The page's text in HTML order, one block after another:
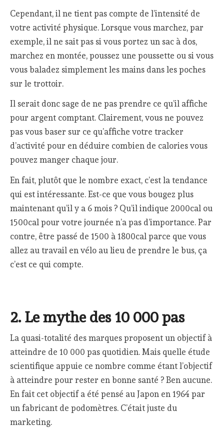
Cependant, il ne tient pas compte de l’intensité de
votre activité physique. Lorsque vous marchez, par
exemple, il ne sait pas si vous portez un sac à dos,
marchez en montée, poussez une poussette ou si vous
vous baladez simplement les mains dans les poches
sur le trottoir.
Il serait donc sage de ne pas prendre ce qu’il affiche
pour argent comptant. Clairement, vous ne pouvez
pas vous baser sur ce qu’affiche votre tracker
d’activité pour en déduire combien de calories vous
pouvez manger chaque jour.
En fait, plutôt que le nombre exact, c’est la tendance
qui est intéressante. Est-ce que vous bougez plus
maintenant qu’il y a 6 mois ? Qu’il indique 2000cal ou
1500cal pour votre journée n’a pas d’importance. Par
contre, être passé de 1500 à 1800cal parce que vous
allez au travail en vélo au lieu de prendre le bus, ça
c’est ce qui compte.
2. Le mythe des 10 000 pas
La quasi-totalité des marques proposent un objectif à
atteindre de 10 000 pas quotidien. Mais quelle étude
scientifique appuie ce nombre comme étant l’objectif
à atteindre pour rester en bonne santé ? Ben aucune.
En fait cet objectif a été pensé au Japon en 1964 par
un fabricant de podomètres. C’était juste du
marketing.